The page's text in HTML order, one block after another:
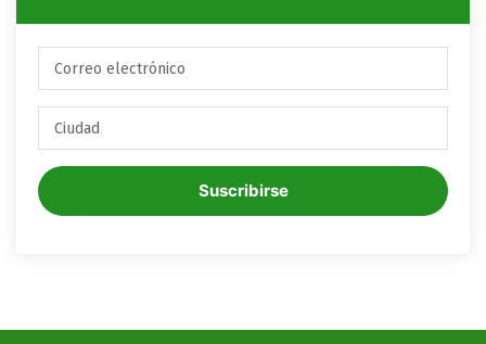
Suscribirse